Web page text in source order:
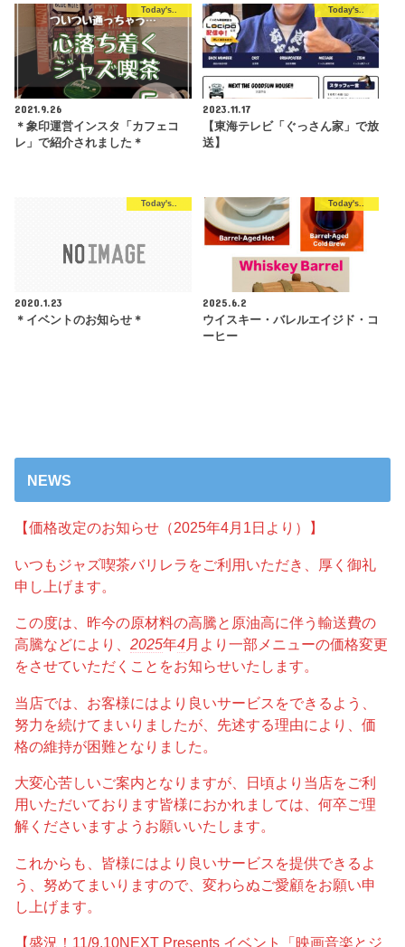
Today's..
2021.9.26
＊象印運営インスタ「カフェコ
レ」で紹介されました＊
Today's..
2023.11.17
【東海テレビ「ぐっさん家」で放
送】
Today's..
2020.1.23
＊イベントのお知らせ＊
Today's..
2025.6.2
ウイスキー・バレルエイジド・コ
ーヒー
NEWS
【価格改定のお知らせ（2025年4月1日より）】
いつもジャズ喫茶バリレラをご利用いただき、厚く御礼
申し上げます。
この度は、昨今の原材料の高騰と原油高に伴う輸送費の
高騰などにより、2025年4月より一部メニューの価格変更
をさせていただくことをお知らせいたします。
当店では、お客様にはより良いサービスをできるよう、
努力を続けてまいりましたが、先述する理由により、価
格の維持が困難となりました。
大変心苦しいご案内となりますが、日頃より当店をご利
用いただいております皆様におかれましては、何卒ご理
解くださいますようお願いいたします。
これからも、皆様にはより良いサービスを提供できるよ
う、努めてまいりますので、変わらぬご愛顧をお願い申
し上げます。
【盛況！11/9.10NEXT Presents イベント「映画音楽とジ